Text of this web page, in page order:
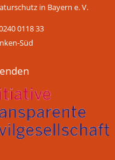
in Bayern e. V.
0118 33
Süd